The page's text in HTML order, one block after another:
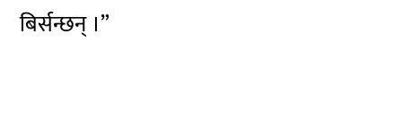
बिर्सन्छन् ।”